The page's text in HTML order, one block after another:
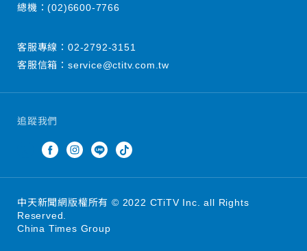
追蹤我們
總機：(02)6600-7766
客服專線： 02-2792-3151
客服信箱： service@ctitv.com.tw
中天新聞網版權所有 © 2022 CTiTV Inc. all Rights
Reserved.
China Times Group